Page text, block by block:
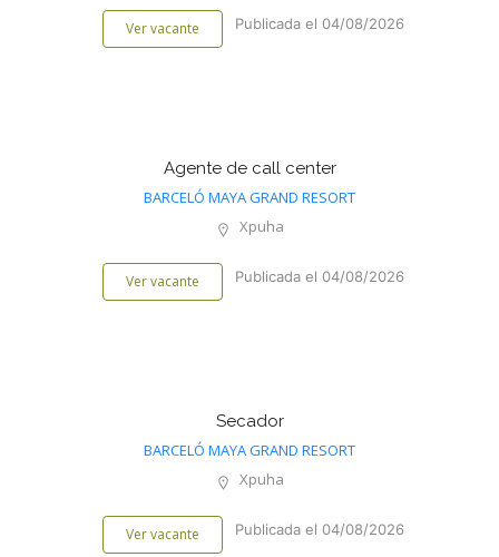
Ver vacante Publicada el 04/08/2026
Agente de call center
BARCELÓ MAYA GRAND RESORT
Xpuha
Ver vacante Publicada el 04/08/2026
Secador
BARCELÓ MAYA GRAND RESORT
Xpuha
Ver vacante Publicada el 04/08/2026